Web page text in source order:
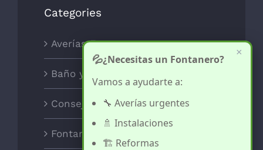
Categories
Averías Frecuentes
Baño y ducha
Consejos
Fontanería
×
💦¿Necesitas un Fontanero?
Vamos a ayudarte a:
🔧 Averías urgentes
🚿 Instalaciones
🏗️ Reformas